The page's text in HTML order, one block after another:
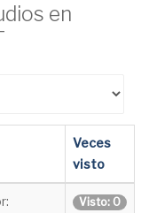
en
Veces
visto
Visto: 0